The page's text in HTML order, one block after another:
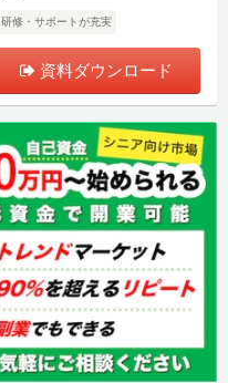
研修・サポートが充実
資料ダウンロード